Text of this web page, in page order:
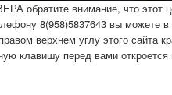
обратите внимание, что этот
8(958)5837643 вы можете
верхнем углу этого сайта
клавишу перед вами